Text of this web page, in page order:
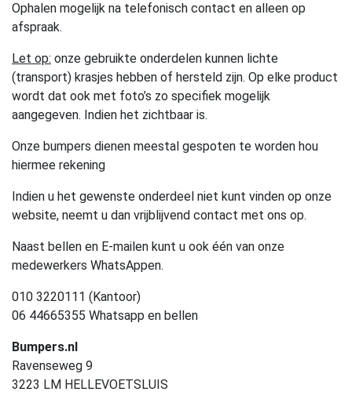
Ophalen mogelijk na telefonisch contact en alleen op
afspraak.
Let op: onze gebruikte onderdelen kunnen lichte
(transport) krasjes hebben of hersteld zijn. Op elke product
wordt dat ook met foto’s zo specifiek mogelijk
aangegeven. Indien het zichtbaar is.
Onze bumpers dienen meestal gespoten te worden hou
hiermee rekening
Indien u het gewenste onderdeel niet kunt vinden op onze
website, neemt u dan vrijblijvend contact met ons op.
Naast bellen en E-mailen kunt u ook één van onze
medewerkers WhatsAppen.
010 3220111 (Kantoor)
06 44665355 Whatsapp en bellen
Bumpers.nl
Ravenseweg 9
3223 LM HELLEVOETSLUIS